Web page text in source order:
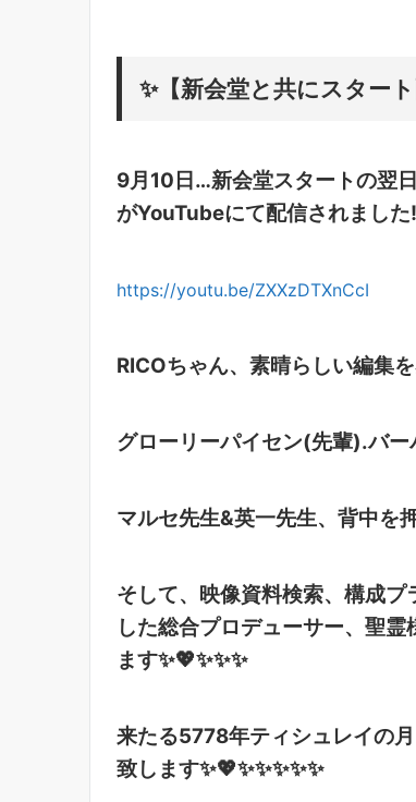
✨【新会堂と共にスタート
9月10日…新会堂スタートの翌
がYouTubeにて配信されました
https://youtu.be/ZXXzDTXnCcI
RICOちゃん、素晴らしい編集
グローリーパイセン(先輩).バ
マルセ先生&英一先生、背中を
そして、映像資料検索、構成
した総合プロデューサー、聖
ます✨💖✨✨✨
来たる5778年ティシュレイの
致します✨💖✨✨✨✨✨